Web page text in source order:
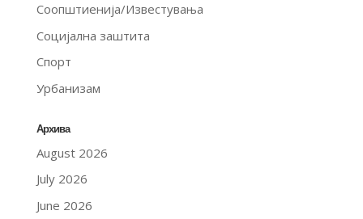
Соопштиенија/Известувања
Социјална заштита
Спорт
Урбанизам
Архива
August 2026
July 2026
June 2026